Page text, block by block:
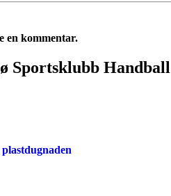
en kommentar.
Sportsklubb Handball